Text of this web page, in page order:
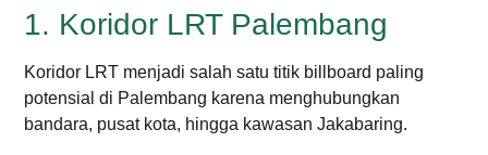
1. Koridor LRT Palembang
Koridor LRT menjadi salah satu titik billboard paling
potensial di Palembang karena menghubungkan
bandara, pusat kota, hingga kawasan Jakabaring.